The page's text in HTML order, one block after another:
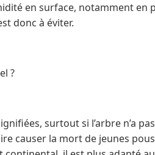
en surface, notamment en
donc à éviter.
?
surtout si l’arbre n’a
causer la mort de jeunes